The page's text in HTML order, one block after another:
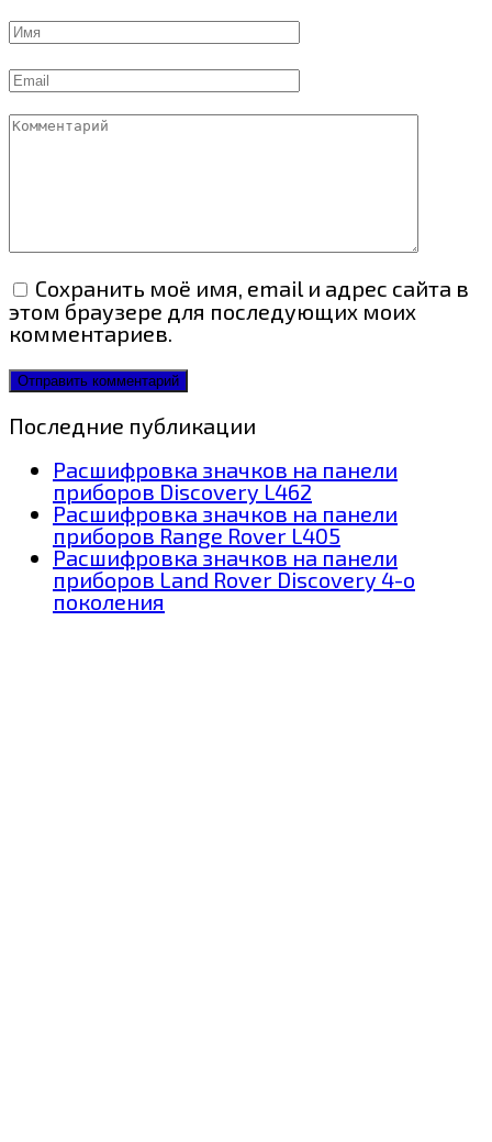
Имя
Email
Комментарий
Сохранить моё имя, email и адрес сайта в
этом браузере для последующих моих
комментариев.
Последние публикации
Расшифровка значков на панели
приборов Discovery L462
Расшифровка значков на панели
приборов Range Rover L405
Расшифровка значков на панели
приборов Land Rover Discovery 4-о
поколения